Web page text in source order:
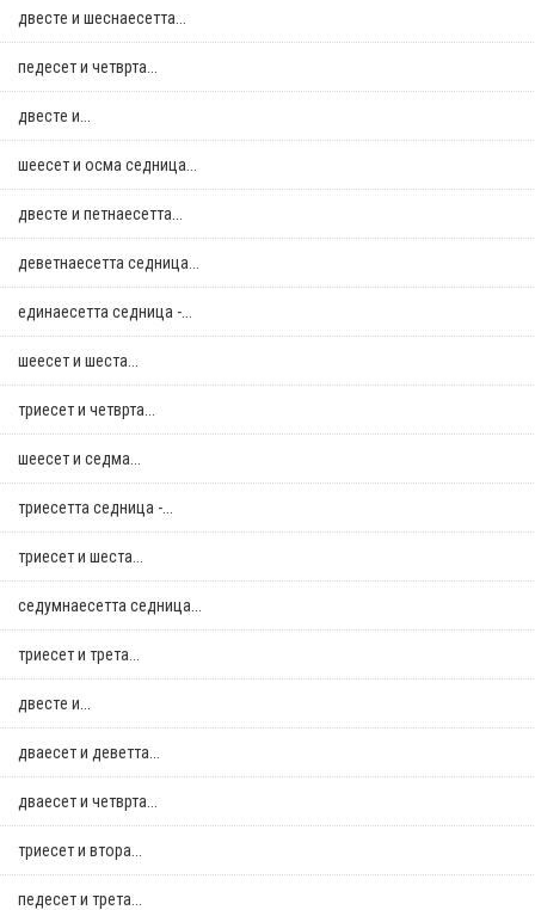
двестe и шеснаесетта...
педесет и четврта...
двестe и...
шеесет и осма седница...
двестe и петнаесетта...
деветнаесетта седница...
единаесетта седница -...
шеесет и шеста...
триесет и четврта...
шеесет и седма...
триесетта седница -...
триесет и шеста...
седумнаесетта седница...
триесет и трета...
двестe и...
дваесет и деветта...
дваесет и четврта...
триесет и втора...
педесет и трета...